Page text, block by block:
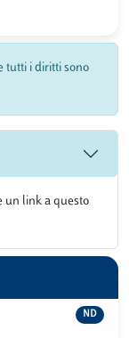
tutti i diritti sono
un link a questo
ND